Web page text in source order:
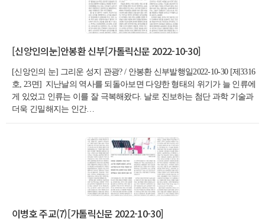
[신앙인의눈]안봉환 신부[가톨릭신문 2022-10-30]
[신앙인의 눈] 그리운 성지 관광? / 안봉환 신부발행일2022-10-30 [제3316
호, 23면] 지난날의 역사를 되돌아보면 다양한 형태의 위기가 늘 인류에
게 있었고 인류는 이를 잘 극복해왔다. 날로 진보하는 첨단 과학 기술과
더욱 긴밀해지는 인간…
이병호 주교(7)[가톨릭신문 2022-10-30]